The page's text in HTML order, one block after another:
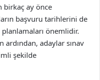
birkaç ay önce
başvuru tarihlerini de
önemlidir.
adaylar sınav
şekilde